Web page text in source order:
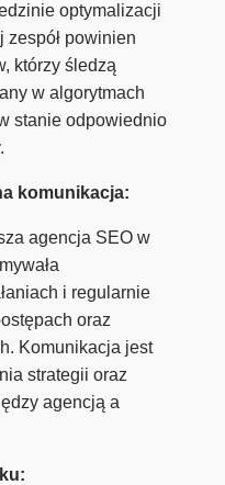
optymalizacji
zespół powinien
którzy śledzą
w algorytmach
stanie odpowiednio
komunikacja:
agencja SEO w
i regularnie
oraz
Komunikacja jest
strategii oraz
agencją a